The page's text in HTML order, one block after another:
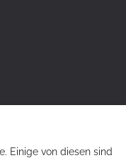
Einige von diesen sind